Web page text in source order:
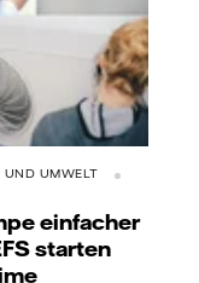
UND UMWELT
einfacher
starten